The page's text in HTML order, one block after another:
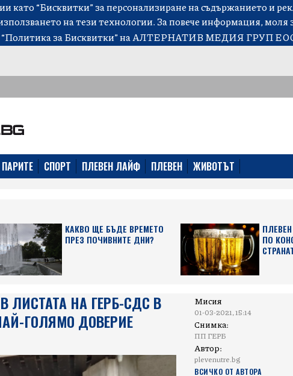
като “Бисквитки” за персонализиране на съдържанието и
на тези технологии. За повече информация, моля
“Политика за Бисквитки”на АЛТЕРНАТИВ МЕДИЯ ГРУП
ПАРИТЕ СПОРТ ПЛЕВЕН ЛАЙФ ПЛЕВЕН ЖИВОТЪТ
КАКВО ЩЕ БЪДЕ ВРЕМЕТО
ПРЕЗ ПОЧИВНИТЕ ДНИ?
ПО
ЛИСТАТА НА ГЕРБ-СДС В
ГОЛЯМО ДОВЕРИЕ
Мисия
01-03-2021, 15:14
Снимка:
ПП ГЕРБ
Автор:
plevenutre.bg
ВСИЧКО ОТ АВТОРА